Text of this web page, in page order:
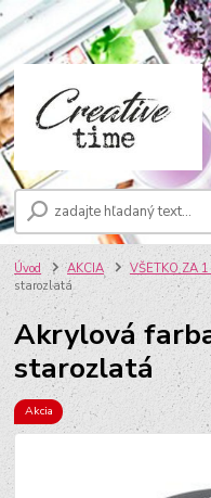
Úvod AKCIA VŠETKO ZA
starozlatá
Akrylová
starozlatá
Akcia